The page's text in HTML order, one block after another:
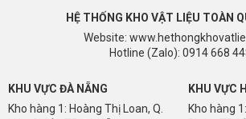
HỆ THỐNG KHO VẬT LIỆU TOÀN
Website:
Hotline (Zalo): 0914 668
KHU VỰC ĐÀ NẴNG
Kho hàng 1: Hoàng Thị Loan, Q.
KHU VỰC
Kho hàng